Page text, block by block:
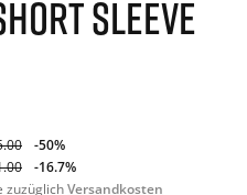
SLEEVE
-50%
-16.7%
zuzüglichVersandkosten